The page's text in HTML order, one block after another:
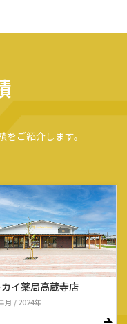
ご紹介します。
カイ薬局高蔵寺店
月 / 2024年